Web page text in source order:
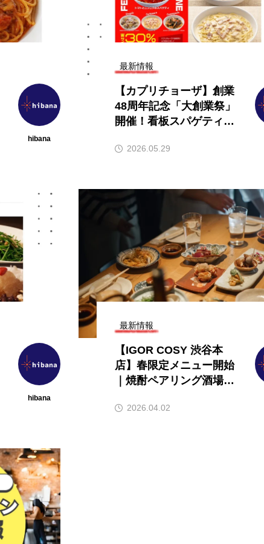
hibana
最新情報
【カプリチョーザ】創業
48周年記念「大創業祭」
開催！看板スパゲティ4
2026.05.29
hibana
最新情報
【IGOR COSY 渋谷本
店】春限定メニュー開始
｜焼酎ペアリング酒場の
2026.04.02